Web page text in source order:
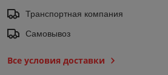
Транспортная компания
Самовывоз
Все условия доставки